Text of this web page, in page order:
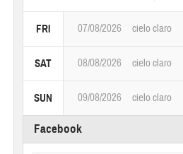
FRI 07/08/2026 cielo claro
SAT 08/08/2026 cielo claro
SUN 09/08/2026 cielo claro
Facebook